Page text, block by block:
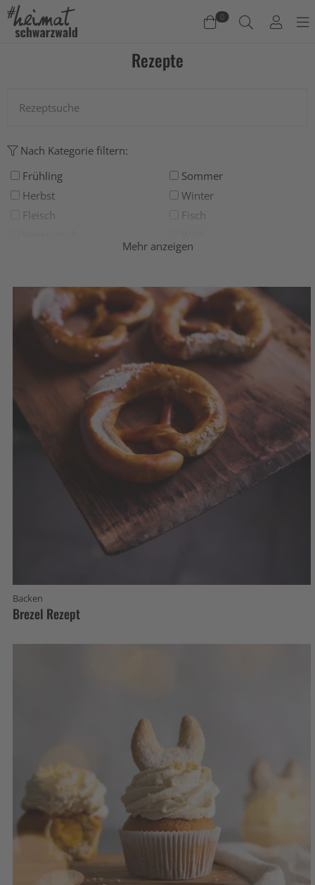
0
Rezepte
Nach Kategorie filtern:
Frühling
Sommer
Herbst
Winter
Fleisch
Fisch
Deftig
Süß
Backen
Drinks
Eis
Mehr anzeigen
Backen
Brezel Rezept